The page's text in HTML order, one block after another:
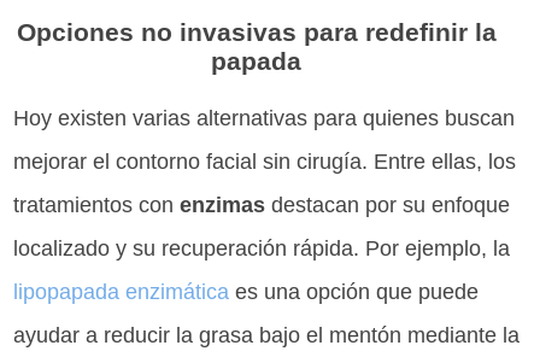
Opciones no invasivas para redefinir la
papada
Hoy existen varias alternativas para quienes buscan
mejorar el contorno facial sin cirugía. Entre ellas, los
tratamientos conenzimas destacan por su enfoque
localizado y su recuperación rápida. Por ejemplo, la
lipopapada enzimática es una opción que puede
ayudar a reducir la grasa bajo el mentón mediante la